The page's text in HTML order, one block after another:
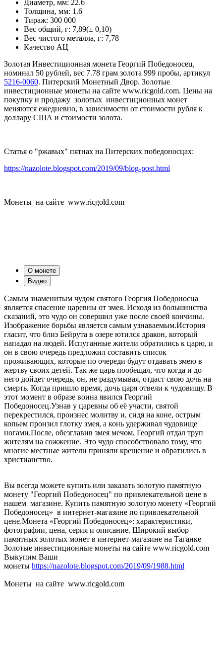
Диаметр, мм: 22.6
Толщина, мм: 1.6
Тираж: 300 000
Вес общий, г: 7,89(± 0,10)
Вес чистого металла, г: 7,78
Качество АЦ
Золотая Инвестиционная монета Георгий Победоносец,
номинал 50 рублей, вес 7.78 грам золота 999 пробы, артикул
5216-0060. Питерский Монетный Двор. Золотые
инвестиционные монеты на сайте www.ricgold.com. Цены на
покупку и продажу золотых инвестиционных монет
меняются ежедневно, в зависимости от стоимости рубля к
доллару США и стоимости золота.
Статья о "ржавых" пятнах на Питерских победоносцах:
https://nazolote.blogspot.com/2019/09/blog-post.html
Монеты на сайте www.ricgold.com
О монете
Видео
Самым знаменитым чудом святого Георгия Победоносца
является спасение царевны от змея. Исходя из большинства
сказаний, это чудо он совершил уже после своей кончины.
Изображение борьбы является самым узнаваемым.История
гласит, что близ Бейрута в озере ютился дракон, который
нападал на людей. Испуганные жители обратились к царю, и
он в свою очередь предложил составить список
проживающих, которые по очереди будут отдавать змею в
жертву своих детей. Так же царь пообещал, что когда и до
него дойдет очередь, он, не раздумывая, отдаст свою дочь на
смерть. Когда пришло время, дочь царя отвели к чудовищу. В
этот момент в образе воина явился Георгий
Победоносец.Узнав у царевны об её участи, святой
перекрестился, произнес молитву и, сидя на коне, острым
копьем пронзил глотку змея, а конь удерживал чудовище
ногами.После, обезглавив змея мечом, Георгий отдал труп
жителям на сожжение. Это чудо способствовало тому, что
многие местные жители приняли крещение и обратились в
христианство.
Вы всегда можете купить или заказать золотую памятную
монету "Георгий Победоносец" по привлекательной цене в
нашем магазине. Купить памятную золотую монету «Георгий
Победоносец» в интернет-магазине по привлекательной
цене.Монета «Георгий Победоносец»: характеристики,
фотографии, цена, серия и описание. Широкий выбор
памятных золотых монет в интернет-магазине на Таганке
Золотые инвестиционные монеты на сайте www.ricgold.com
Выкупим Ваши
монеты https://nazolote.blogspot.com/2019/09/1988.html
Монеты на сайте www.ricgold.com